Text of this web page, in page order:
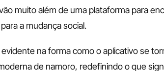
muito além de uma plataforma para
a mudança social.
na forma como o aplicativo se
de namoro, redefinindo o que